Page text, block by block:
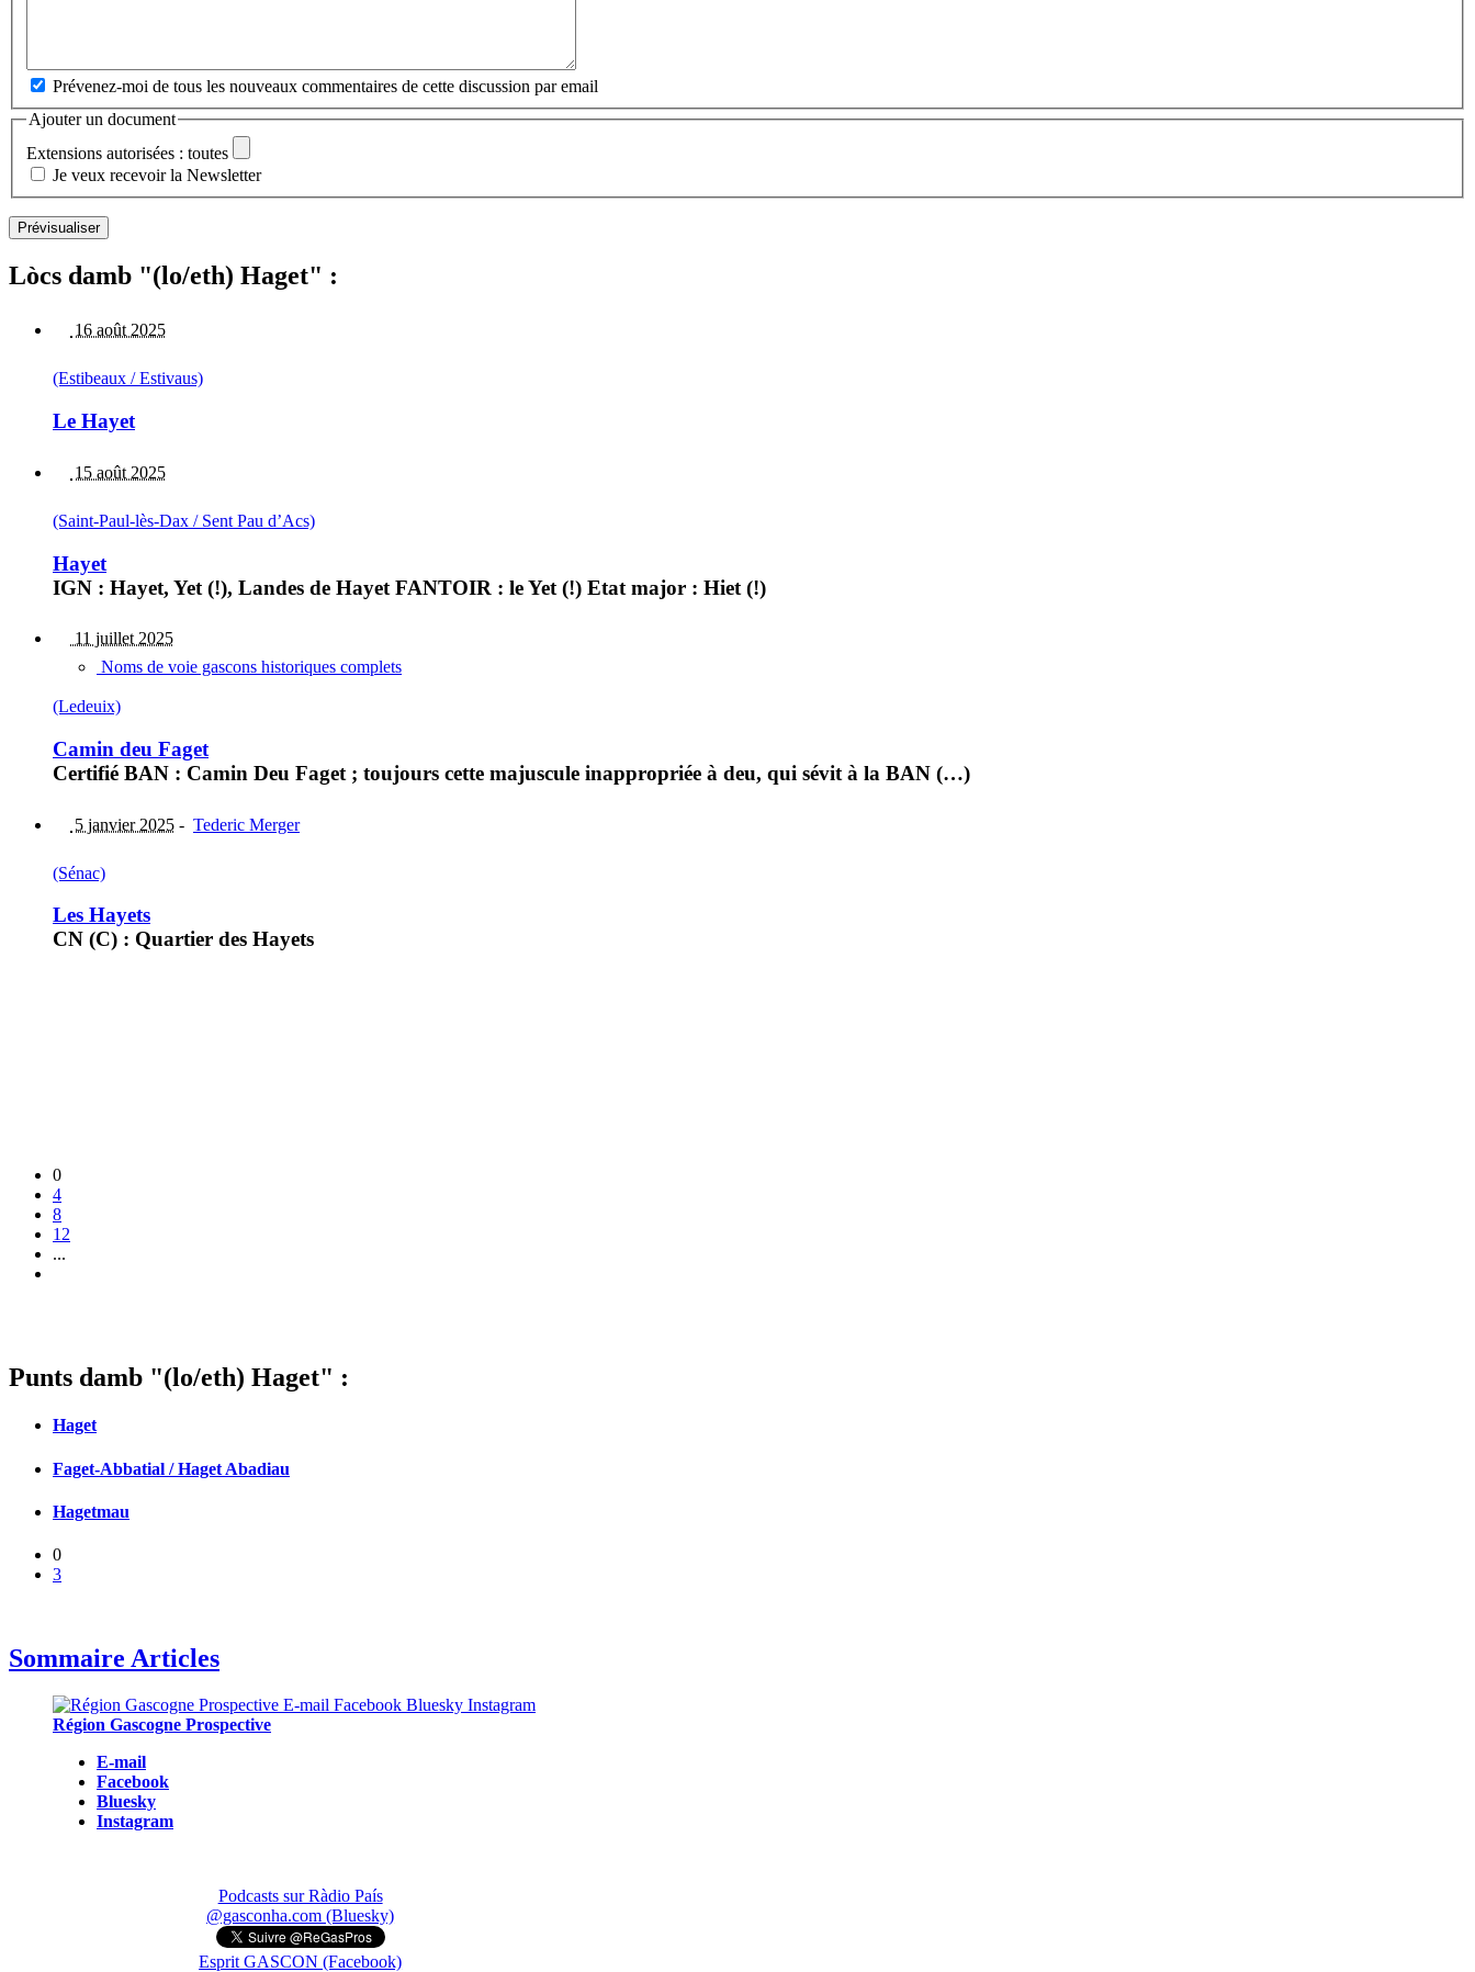
Prévenez-moi de tous les nouveaux commentaires de cette discussion par email
Ajouter un document
Extensions autorisées : toutes
Je veux recevoir la Newsletter
Lòcs damb "(lo/eth) Haget" :
16 août 2025
(Estibeaux / Estivaus)
Le Hayet
15 août 2025
(Saint-Paul-lès-Dax / Sent Pau d’Acs)
Hayet
IGN : Hayet, Yet (!), Landes de Hayet FANTOIR : le Yet (!) Etat major : Hiet (!)
11 juillet 2025
Noms de voie gascons historiques complets
(Ledeuix)
Camin deu Faget
Certifié BAN : Camin Deu Faget ; toujours cette majuscule inappropriée à deu, qui sévit à la BAN (…)
5 janvier 2025 - Tederic Merger
(Sénac)
Les Hayets
CN (C) : Quartier des Hayets
0
4
8
12
...
Punts damb "(lo/eth) Haget" :
Haget
Faget-Abbatial / Haget Abadiau
Hagetmau
0
3
Sommaire Articles
Région Gascogne Prospective
E-mail
Facebook
Bluesky
Instagram
Podcasts sur Ràdio País
@gasconha.com (Bluesky)
Esprit GASCON (Facebook)